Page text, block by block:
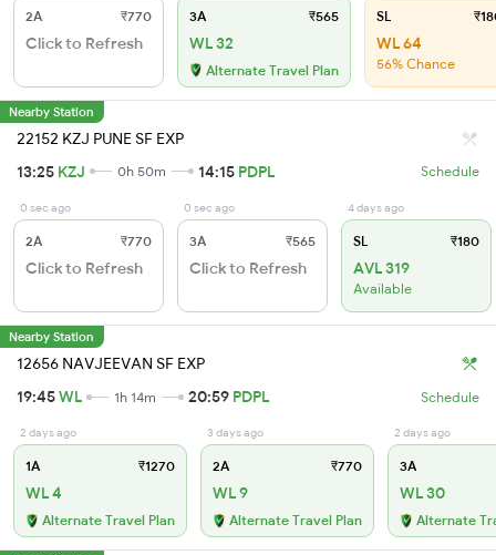
2A ₹770
Click to Refresh
3A ₹565
WL 32
Alternate Travel Plan
SL
WL 64
56% Chance
Nearby Station
22152 KZJ PUNE SF EXP
13:25 KZJ 0h 50m 14:15 PDPL Schedule
0 sec ago
2A ₹770
Click to Refresh
0 sec ago
3A ₹565
Click to Refresh
4 days ago
SL ₹180
AVL 319
Available
Nearby Station
12656 NAVJEEVAN SF EXP
19:45WL 1h 14m 20:59 PDPL Schedule
2 days ago
1A ₹1270
WL 4
Alternate Travel Plan
3 days ago
2A ₹770
WL 9
Alternate Travel Plan
2 days ago
3A
WL 30
Alternate